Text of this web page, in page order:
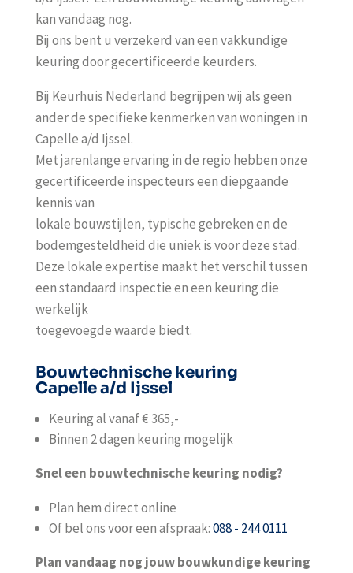
kan vandaag nog.
Bij ons bent u verzekerd van een vakkundige
keuring door gecertificeerde keurders.
Bij Keurhuis Nederland begrijpen wij als geen
ander de specifieke kenmerken van woningen in
Capelle a/d Ijssel.
Met jarenlange ervaring in de regio hebben onze
gecertificeerde inspecteurs een diepgaande
kennis van
lokale bouwstijlen, typische gebreken en de
bodemgesteldheid die uniek is voor deze stad.
Deze lokale expertise maakt het verschil tussen
een standaard inspectie en een keuring die
werkelijk
toegevoegde waarde biedt.
Bouwtechnische keuring
Capelle a/d Ijssel
Keuring al vanaf € 365,-
Binnen 2 dagen keuring mogelijk
Snel een bouwtechnische keuring nodig?
Plan hem direct online
Of bel ons voor een afspraak:088 - 244 0111
Plan vandaag nog jouw bouwkundige keuring